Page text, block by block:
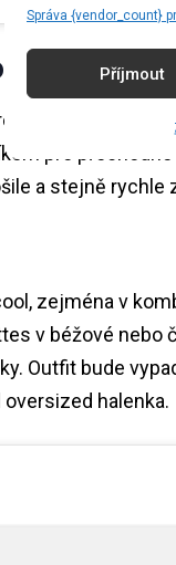
Správa {vendor_count}
Příjmout
období
nás často velkou
pro přechodné
a stejně rychle
zejména v
v béžové nebo
Outfit bude
halenka.